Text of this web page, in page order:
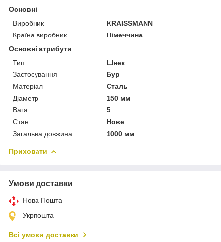
Основні
Виробник
KRAISSMANN
Країна виробник
Німеччина
Основні атрибути
Тип
Шнек
Застосування
Бур
Матеріал
Сталь
Діаметр
150 мм
Вага
5
Стан
Нове
Загальна довжина
1000 мм
Приховати
Умови доставки
Нова Пошта
Укрпошта
Всі умови доставки